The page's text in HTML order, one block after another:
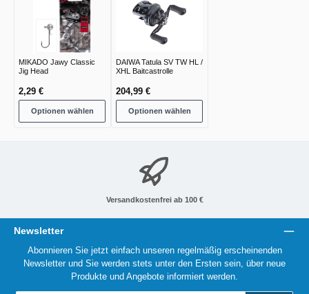
MIKADO Jawy Classic
Jig Head
2,29 €
Optionen wählen
DAIWA Tatula SV TW HL /
XHL Baitcastrolle
204,99 €
Optionen wählen
Versandkostenfrei ab 100 €
Newsletter
Abonnieren Sie jetzt einfach unseren regelmäßig erscheinenden
Newsletter und Sie werden stets unter den Ersten sein, über neue
Produkte und Angebote informiert werden.